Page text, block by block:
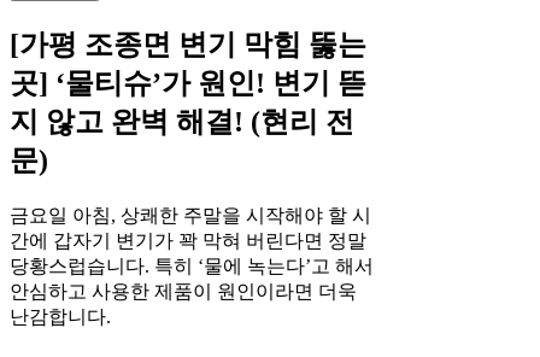
[가평 조종면 변기 막힘 뚫는
곳] ‘물티슈’가 원인! 변기 뜯
지 않고 완벽 해결! (현리 전
문)
금요일 아침, 상쾌한 주말을 시작해야 할 시
간에 갑자기 변기가 꽉 막혀 버린다면 정말
당황스럽습니다. 특히 ‘물에 녹는다’고 해서
안심하고 사용한 제품이 원인이라면 더욱
난감합니다.